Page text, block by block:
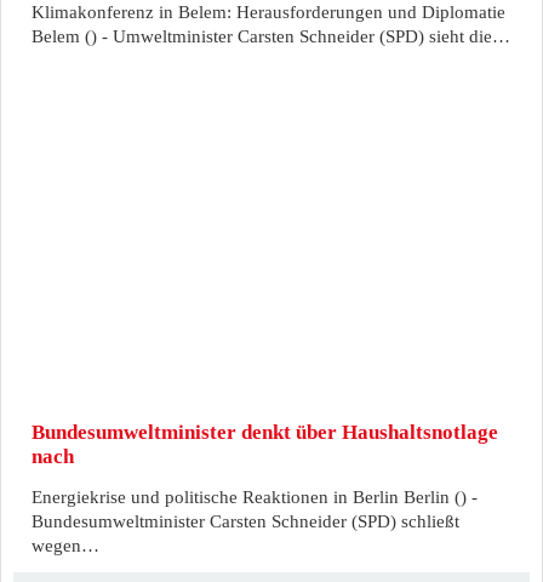
Klimakonferenz in Belem: Herausforderungen und Diplomatie
Belem () - Umweltminister Carsten Schneider (SPD) sieht die…
Bundesumweltminister denkt über Haushaltsnotlage
nach
Energiekrise und politische Reaktionen in Berlin Berlin () -
Bundesumweltminister Carsten Schneider (SPD) schließt
wegen…